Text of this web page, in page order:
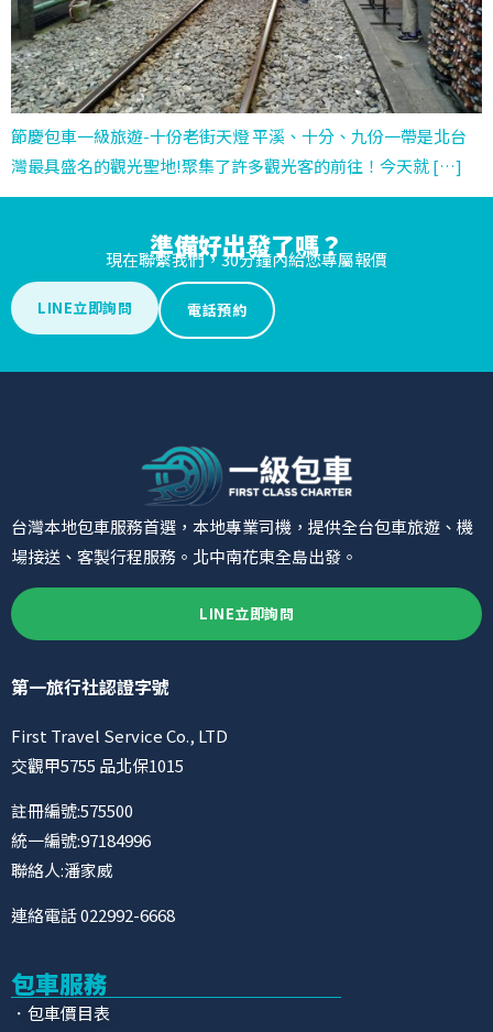
節慶包車一級旅遊-十份老街天燈 平溪、十分、九份一帶是北台
灣最具盛名的觀光聖地!聚集了許多觀光客的前往！今天就 […]
準備好出發了嗎？
現在聯繫我們，30分鐘內給您專屬報價
LINE立即詢問 電話預約
台灣本地包車服務首選，本地專業司機，提供全台包車旅遊、機
場接送、客製行程服務。北中南花東全島出發。
LINE立即詢問
第一旅行社認證字號
First Travel Service Co., LTD
交觀甲5755 品北保1015
註冊編號:575500
統一編號:97184996
聯絡人:潘家威
連絡電話 022992-6668
包車服務
．包車價目表